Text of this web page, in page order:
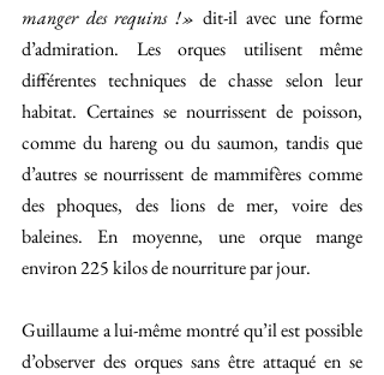
manger des requins !» dit-il avec une forme
d’admiration. Les orques utilisent même
différentes techniques de chasse selon leur
habitat. Certaines se nourrissent de poisson,
comme du hareng ou du saumon, tandis que
d’autres se nourrissent de mammifères comme
des phoques, des lions de mer, voire des
baleines. En moyenne, une orque mange
environ 225 kilos de nourriture par jour.
Guillaume a lui-même montré qu’il est possible
d’observer des orques sans être attaqué en se